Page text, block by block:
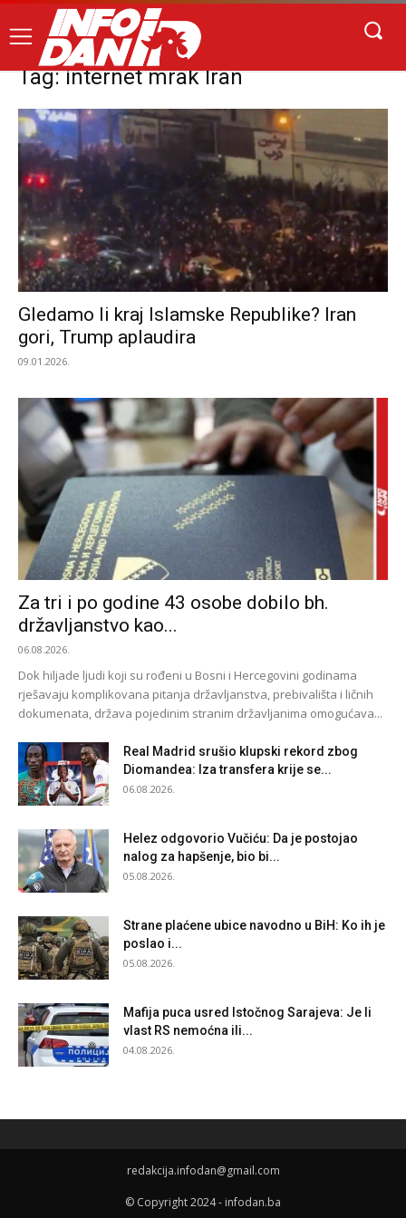
Tag: internet mrak Iran
Gledamo li kraj Islamske Republike? Iran
gori, Trump aplaudira
09.01.2026.
Za tri i po godine 43 osobe dobilo bh.
državljanstvo kao...
06.08.2026.
Dok hiljade ljudi koji su rođeni u Bosni i Hercegovini godinama
rješavaju komplikovana pitanja državljanstva, prebivališta i ličnih
dokumenata, država pojedinim stranim državljanima omogućava...
Real Madrid srušio klupski rekord zbog
Diomandea: Iza transfera krije se...
06.08.2026.
Helez odgovorio Vučiću: Da je postojao
nalog za hapšenje, bio bi...
05.08.2026.
Strane plaćene ubice navodno u BiH: Ko ih je
poslao i...
05.08.2026.
Mafija puca usred Istočnog Sarajeva: Je li
vlast RS nemoćna ili...
04.08.2026.
redakcija.infodan@gmail.com
© Copyright 2024 - infodan.ba